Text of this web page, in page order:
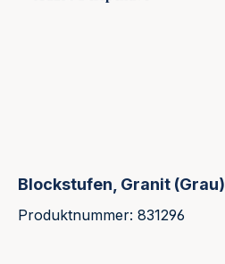
Blockstufen, Granit (Grau)
Produktnummer: 831296